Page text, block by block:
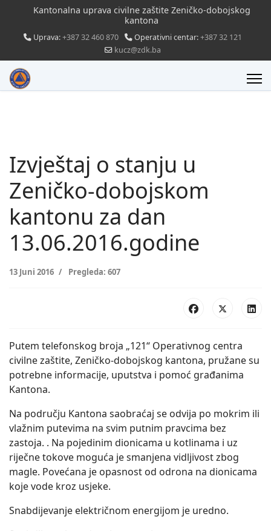
Kantonalna uprava civilne zaštite Zeničko-dobojskog
kantona
Uprava:+387 32 460 870 Operativni centar:+387 32 121
kucz@zdk.ba
Izvještaj o stanju u
Zeničko-dobojskom
kantonu za dan
13.06.2016.godine
13 Juni 2016 Pregleda: 607
Putem telefonskog broja „121“ Operativnog centra
civilne zaštite, Zeničko-dobojskog kantona, pružane su
potrebne informacije, uputstva i pomoć građanima
Kantona.
Na području Kantona saobraćaj se odvija po mokrim ili
vlažnim putevima na svim putnim pravcima bez
zastoja. . Na pojedinim dionicama u kotlinama i uz
riječne tokove moguća je smanjena vidljivost zbog
magle. Povećana je opasnost od odrona na dionicama
koje vode kroz usjeke.
Snabdijevanje električnom energijom je uredno.